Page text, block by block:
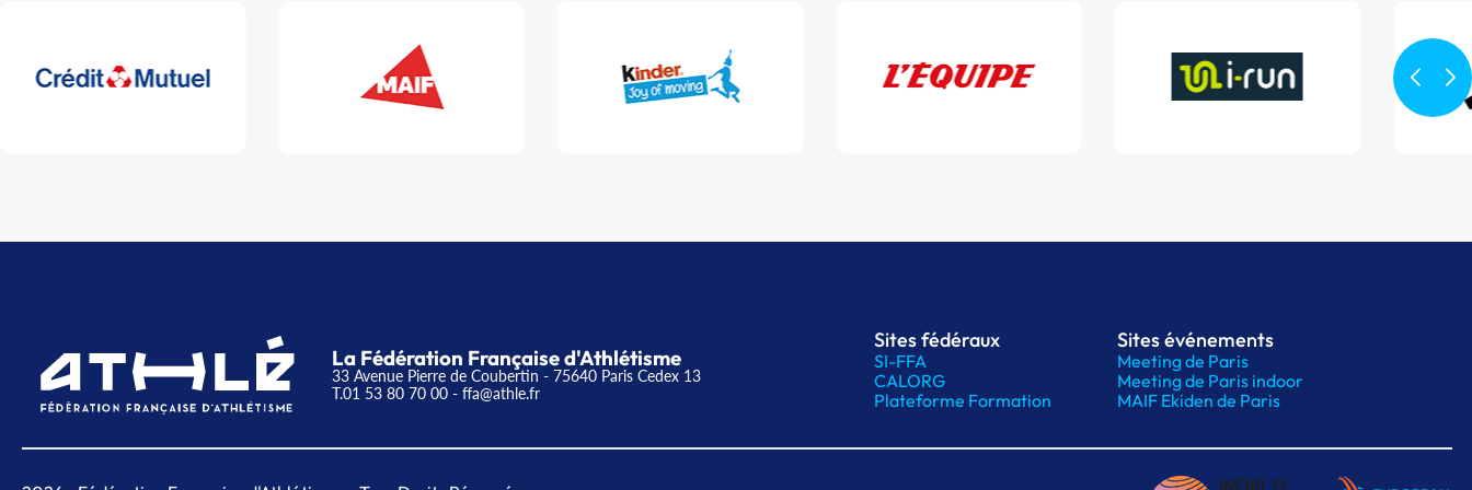
La Fédération Française d'Athlétisme
33 Avenue Pierre de Coubertin - 75640 Paris Cedex 13
T.01 53 80 70 00 - ffa@athle.fr
Sites fédéraux
SI-FFA
CALORG
Plateforme Formation
Sites événements
Meeting de Paris
Meeting de Paris indoor
MAIF Ekiden de Paris